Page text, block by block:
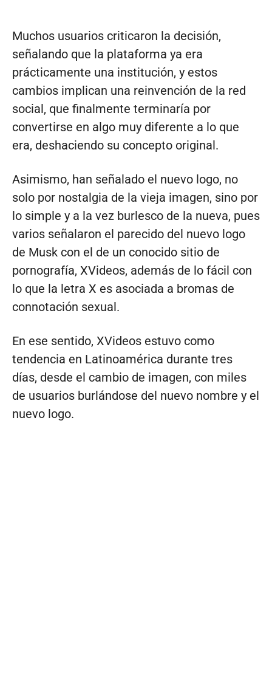
Muchos usuarios criticaron la decisión,
señalando que la plataforma ya era
prácticamente una institución, y estos
cambios implican una reinvención de la red
social, que finalmente terminaría por
convertirse en algo muy diferente a lo que
era, deshaciendo su concepto original.
Asimismo, han señalado el nuevo logo, no
solo por nostalgia de la vieja imagen, sino por
lo simple y a la vez burlesco de la nueva, pues
varios señalaron el parecido del nuevo logo
de Musk con el de un conocido sitio de
pornografía, XVideos, además de lo fácil con
lo que la letra X es asociada a bromas de
connotación sexual.
En ese sentido, XVideos estuvo como
tendencia en Latinoamérica durante tres
días, desde el cambio de imagen, con miles
de usuarios burlándose del nuevo nombre y el
nuevo logo.